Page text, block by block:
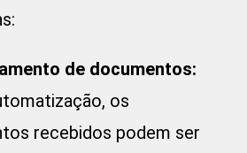
de documentos:
os
recebidos podem ser